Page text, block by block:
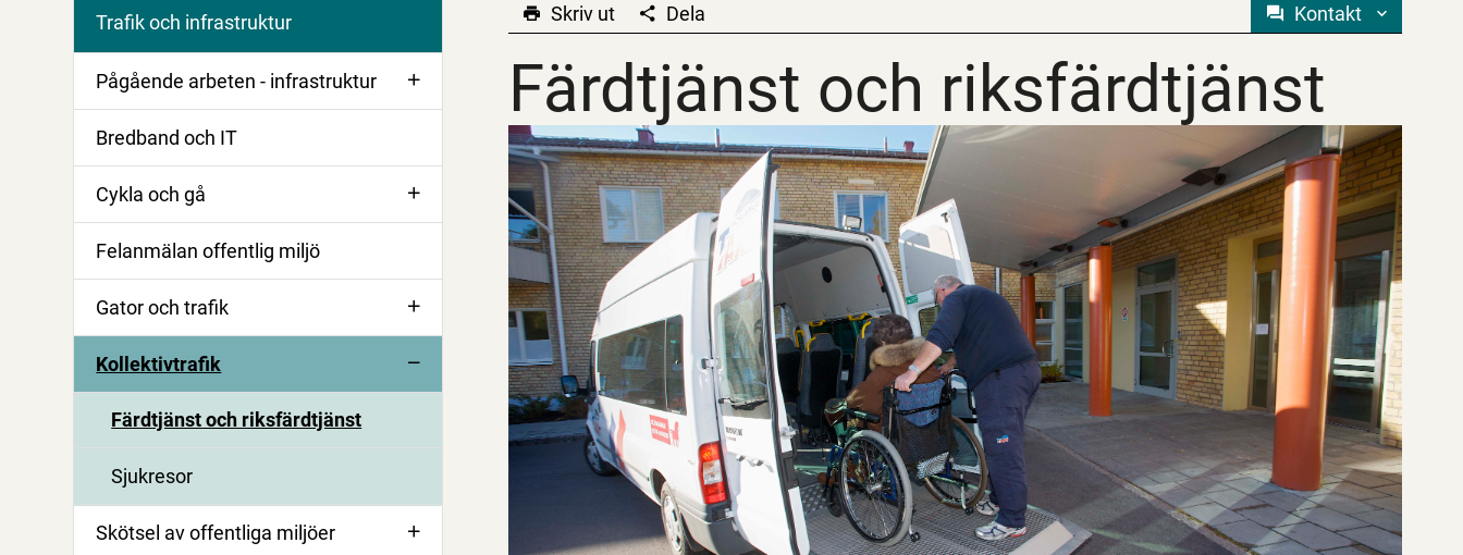
Trafik och infrastruktur
Pågående arbeten - infrastruktur
Bredband och IT
Cykla och gå
Felanmälan offentlig miljö
Gator och trafik
Kollektivtrafik
Färdtjänst och riksfärdtjänst
Sjukresor
Skötsel av offentliga miljöer
Färdtjänst och riksfärdtjänst
Skriv ut Dela Kontakt
Färdtjänst och riksfärdtjänst